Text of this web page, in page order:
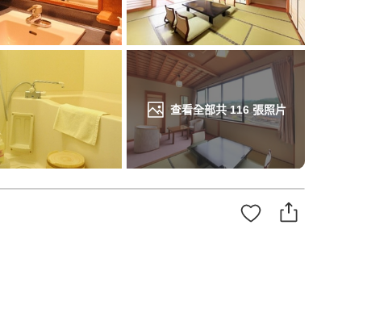
查看全部共116張照片